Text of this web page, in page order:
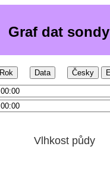
Graf dat
Rok Data Česky
Vlhkost půdy